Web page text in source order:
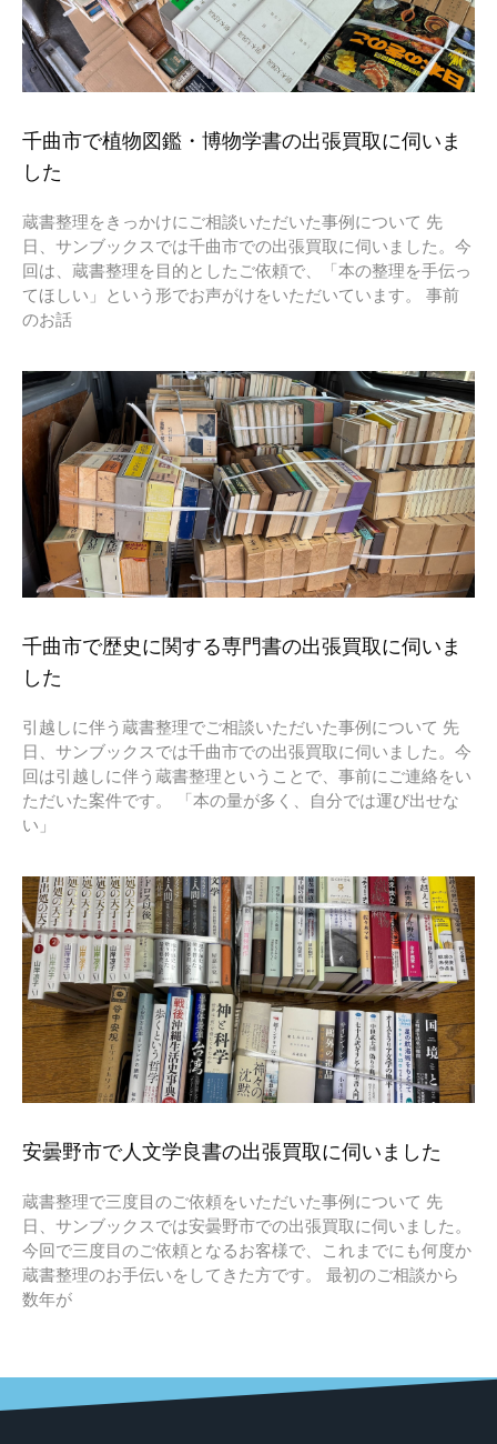
千曲市で植物図鑑・博物学書の出張買取に伺いま
した
蔵書整理をきっかけにご相談いただいた事例について 先
日、サンブックスでは千曲市での出張買取に伺いました。今
回は、蔵書整理を目的としたご依頼で、「本の整理を手伝っ
てほしい」という形でお声がけをいただいています。 事前
のお話
千曲市で歴史に関する専門書の出張買取に伺いま
した
引越しに伴う蔵書整理でご相談いただいた事例について 先
日、サンブックスでは千曲市での出張買取に伺いました。今
回は引越しに伴う蔵書整理ということで、事前にご連絡をい
ただいた案件です。 「本の量が多く、自分では運び出せな
い」
安曇野市で人文学良書の出張買取に伺いました
蔵書整理で三度目のご依頼をいただいた事例について 先
日、サンブックスでは安曇野市での出張買取に伺いました。
今回で三度目のご依頼となるお客様で、これまでにも何度か
蔵書整理のお手伝いをしてきた方です。 最初のご相談から
数年が